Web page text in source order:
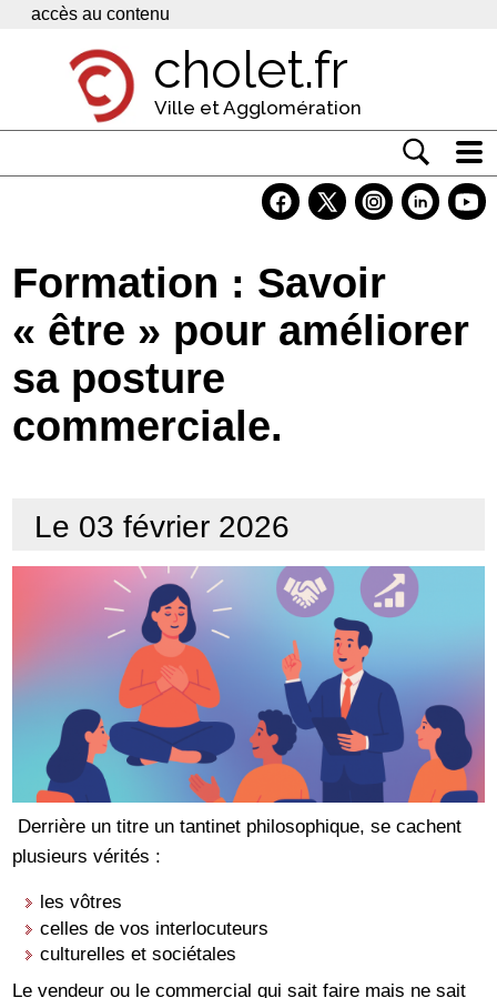
Panneau de gestion des cookies
accès au contenu
cholet.fr
Ville et Agglomération
Economie
Services
Contacts
Formation : Savoir
« être » pour améliorer
sa posture
commerciale.
Le 03 février 2026
Derrière un titre un tantinet philosophique, se cachent
plusieurs vérités :
les vôtres
celles de vos interlocuteurs
culturelles et sociétales
Le vendeur ou le commercial qui sait faire mais ne sait